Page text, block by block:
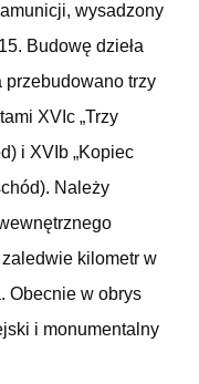
wysadzony
Budowę dzieła
przebudowano trzy
XVIc „Trzy
i XVIb „Kopiec
Należy
kilometr w
Obecnie w obrys
i monumentalny